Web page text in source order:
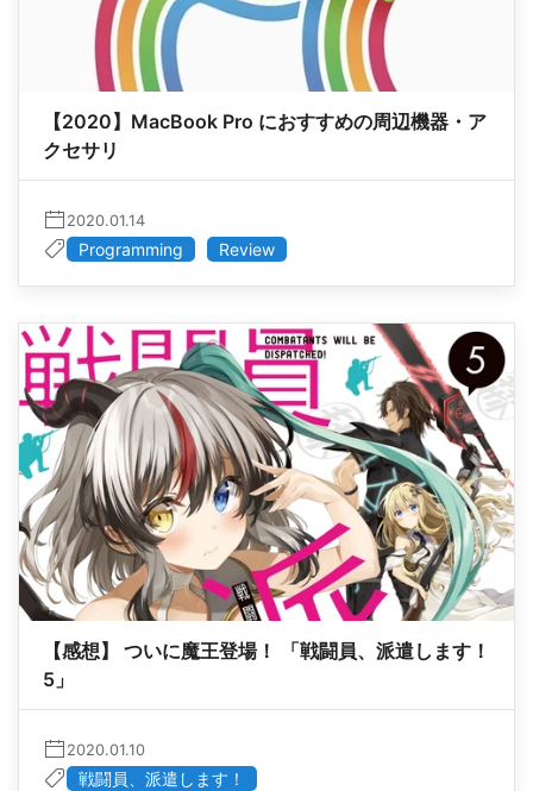
【2020】MacBook Pro におすすめの周辺機器・ア
クセサリ
2020.01.14
Programming Review
【感想】 ついに魔王登場！ 「戦闘員、派遣します！
5」
2020.01.10
戦闘員、派遣します！